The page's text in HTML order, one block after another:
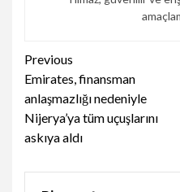
Continue
Reading
Previous
Emirates, finansman
anlaşmazlığı nedeniyle
Nijerya’ya tüm uçuşlarını
askıya aldı